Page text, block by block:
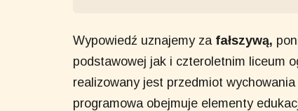
Wypowiedź uznajemy za fałszywą,
podstawowej jak i czteroletnim liceum
realizowany jest przedmiot
programowa obejmuje elementy